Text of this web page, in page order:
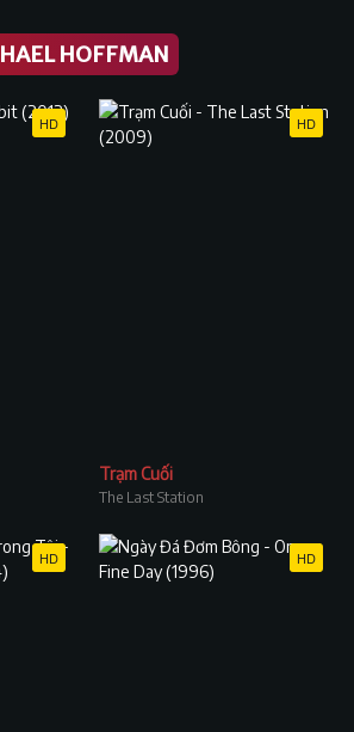
HOFFMAN
HD HD
Trạm Cuối
The Last Station
HD HD